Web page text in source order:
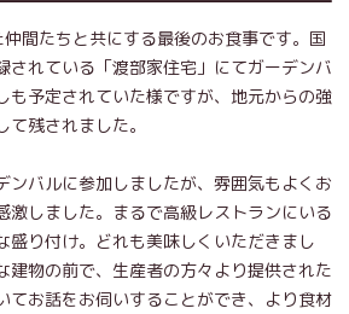
間たちと共にする最後のお食事です。国
されている「渡部家住宅」にてガーデンバ
も予定されていた様ですが、地元からの強
残されました。
ンバルに参加しましたが、雰囲気もよくお
激しました。まるで高級レストランにいる
盛り付け。どれも美味しくいただきまし
建物の前で、生産者の方々より提供された
てお話をお伺いすることができ、より食材